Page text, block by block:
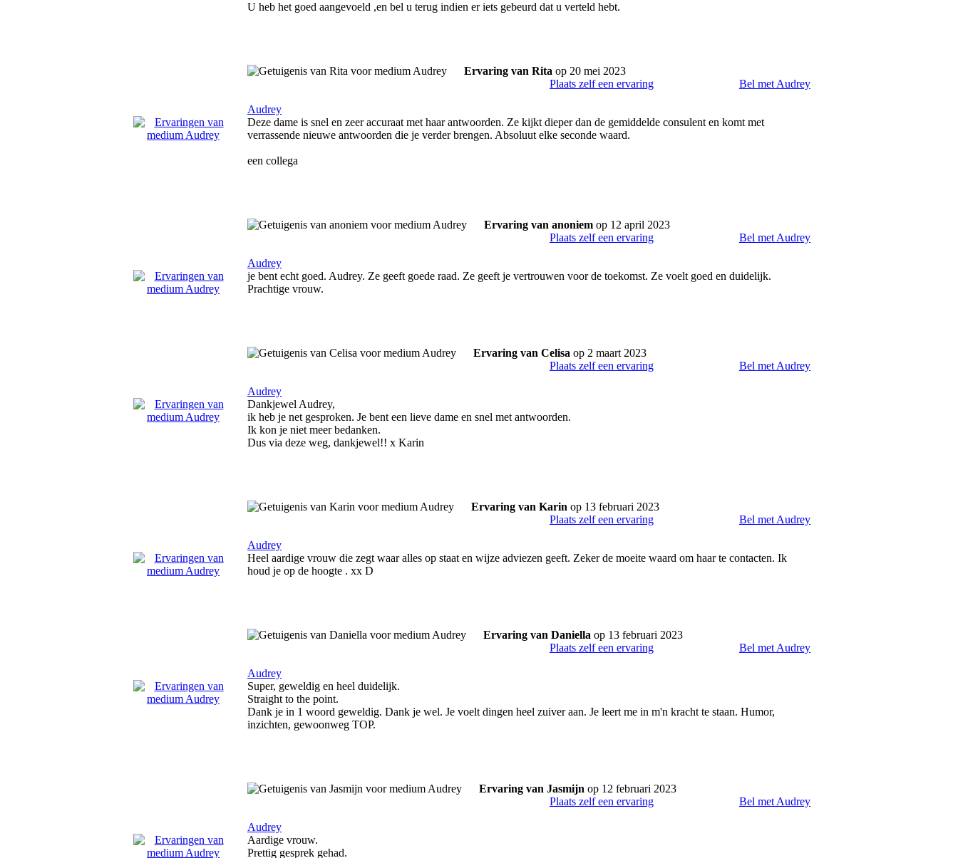
U heb het goed aangevoeld ,en bel u terug indien er iets gebeurd dat u verteld hebt.
Ervaring van Rita op 20 mei 2023
Plaats zelf een ervaring
Bel met Audrey
Audrey
Deze dame is snel en zeer accuraat met haar antwoorden. Ze kijkt dieper dan de gemiddelde consulent en komt met
verrassende nieuwe antwoorden die je verder brengen. Absoluut elke seconde waard.
een collega
Ervaring van anoniem op 12 april 2023
Plaats zelf een ervaring
Bel met Audrey
Audrey
je bent echt goed. Audrey. Ze geeft goede raad. Ze geeft je vertrouwen voor de toekomst. Ze voelt goed en duidelijk.
Prachtige vrouw.
Ervaring van Celisa op 2 maart 2023
Plaats zelf een ervaring
Bel met Audrey
Audrey
Dankjewel Audrey,
ik heb je net gesproken. Je bent een lieve dame en snel met antwoorden.
Ik kon je niet meer bedanken.
Dus via deze weg, dankjewel!! x Karin
Ervaring van Karin op 13 februari 2023
Plaats zelf een ervaring
Bel met Audrey
Audrey
Heel aardige vrouw die zegt waar alles op staat en wijze adviezen geeft. Zeker de moeite waard om haar te contacten. Ik
houd je op de hoogte . xx D
Ervaring van Daniella op 13 februari 2023
Plaats zelf een ervaring
Bel met Audrey
Audrey
Super, geweldig en heel duidelijk.
Straight to the point.
Dank je in 1 woord geweldig. Dank je wel. Je voelt dingen heel zuiver aan. Je leert me in m'n kracht te staan. Humor,
inzichten, gewoonweg TOP.
Ervaring van Jasmijn op 12 februari 2023
Plaats zelf een ervaring
Bel met Audrey
Audrey
Aardige vrouw.
Prettig gesprek gehad.